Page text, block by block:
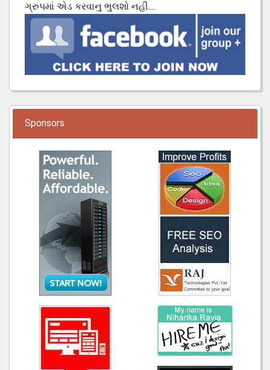
ગ્રુપમાં એડ કરવાનુ ભુલશો નહી....
Sponsors